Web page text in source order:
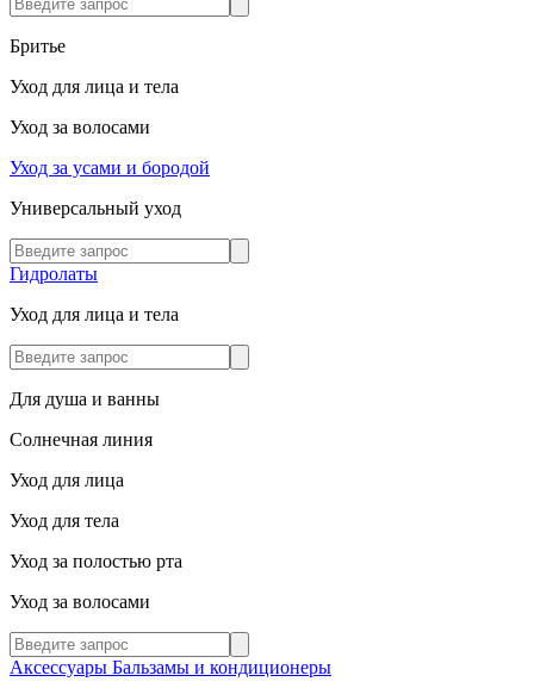
Бритье
Уход для лица и тела
Уход за волосами
Уход за усами и бородой
Универсальный уход
Гидролаты
Уход для лица и тела
Для душа и ванны
Солнечная линия
Уход для лица
Уход для тела
Уход за полостью рта
Уход за волосами
Аксессуары Бальзамы и кондиционеры